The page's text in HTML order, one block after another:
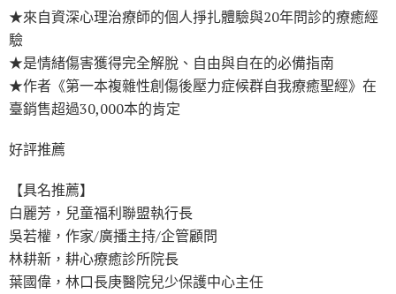
★來自資深心理治療師的個人掙扎體驗與20年問診的療癒經
驗
★是情緒傷害獲得完全解脫、自由與自在的必備指南
★作者《第一本複雜性創傷後壓力症候群自我療癒聖經》在
臺銷售超過30,000本的肯定
好評推薦
【具名推薦】
白麗芳，兒童福利聯盟執行長
吳若權，作家/廣播主持/企管顧問
林耕新，耕心療癒診所院長
葉國偉，林口長庚醫院兒少保護中心主任